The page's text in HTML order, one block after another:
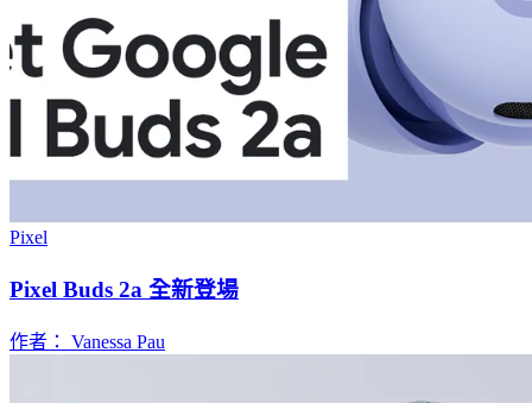
Pixel
Pixel Buds 2a 全新登場
作者： Vanessa Pau